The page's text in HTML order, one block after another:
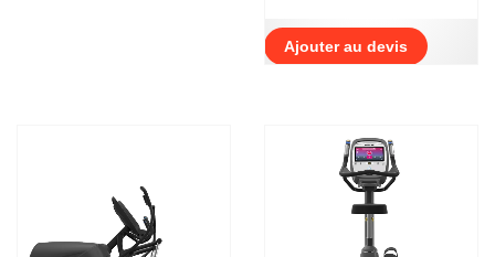
Ajouter au devis